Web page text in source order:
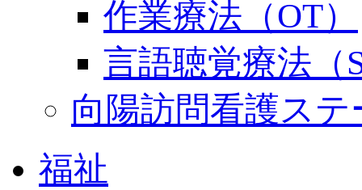
作業療法（OT）
言語聴覚療法（
向陽訪問看護ス
福祉